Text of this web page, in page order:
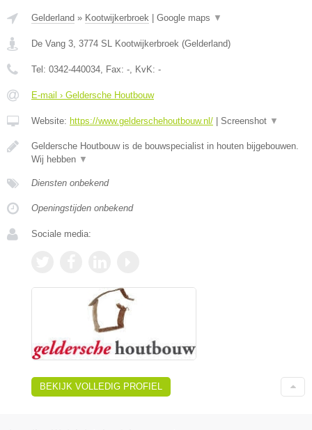
Gelderland » Kootwijkerbroek Google maps ▼
De Vang 3, 3774 SL Kootwijkerbroek (Gelderland)
Tel: 0342-440034, Fax: -, KvK: -
E-mail › Geldersche Houtbouw
Website: https://www.gelderschehoutbouw.nl/ Screenshot ▼
Geldersche Houtbouw is de bouwspecialist in houten bijgebouwen.
Wij hebben ▼
Diensten onbekend
Openingstijden onbekend
Sociale media:
BEKIJK VOLLEDIG PROFIEL